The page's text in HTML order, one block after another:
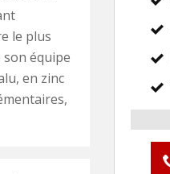
le plus
équipe
en zinc